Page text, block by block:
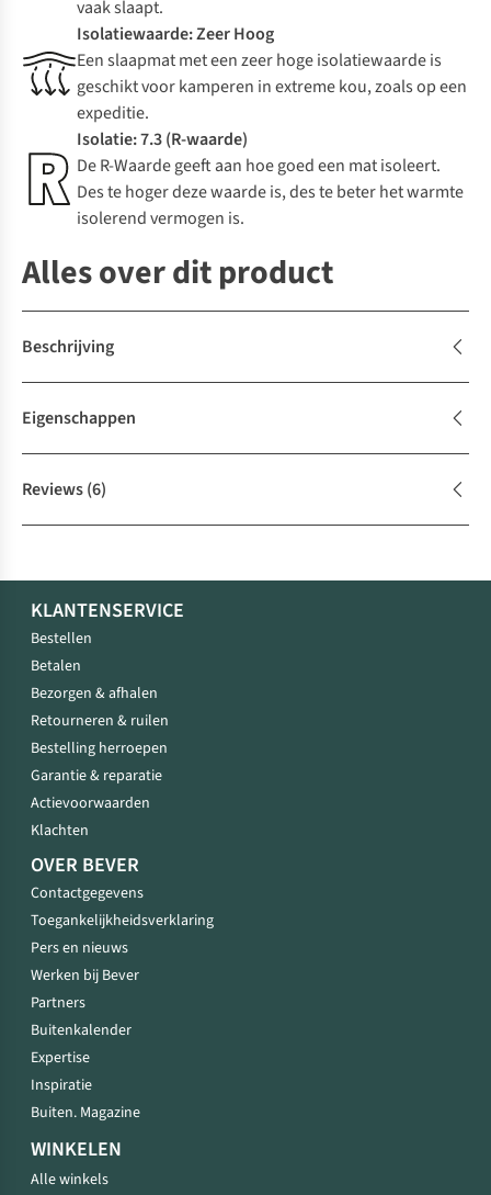
vaak slaapt.
Isolatiewaarde: Zeer Hoog
Een slaapmat met een zeer hoge isolatiewaarde is
geschikt voor kamperen in extreme kou, zoals op een
expeditie.
Isolatie: 7.3 (R-waarde)
De R-Waarde geeft aan hoe goed een mat isoleert.
Des te hoger deze waarde is, des te beter het warmte
isolerend vermogen is.
Alles over dit product
Beschrijving
Eigenschappen
Reviews(6)
KLANTENSERVICE
Bestellen
Betalen
Bezorgen & afhalen
Retourneren & ruilen
Bestelling herroepen
Garantie & reparatie
Actievoorwaarden
Klachten
OVER BEVER
Contactgegevens
Toegankelijkheidsverklaring
Pers en nieuws
Werken bij Bever
Partners
Buitenkalender
Expertise
Inspiratie
Buiten. Magazine
WINKELEN
Alle winkels